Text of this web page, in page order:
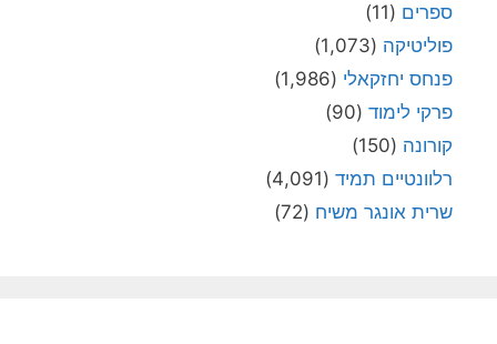
ספרים (11)
פוליטיקה (1,073)
פנחס יחזקאלי (1,986)
פרקי לימוד (90)
קורונה (150)
רלוונטיים תמיד (4,091)
שרית אונגר משיח (72)